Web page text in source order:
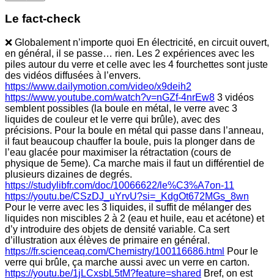
Le fact-check
❌ Globalement n’importe quoi En électricité, en circuit ouvert,
en général, il se passe… rien. Les 2 expériences avec les
piles autour du verre et celle avec les 4 fourchettes sont juste
des vidéos diffusées à l’envers.
https://www.dailymotion.com/video/x9deih2
https://www.youtube.com/watch?v=nGZf-4nrEw8 3 vidéos
semblent possibles (la boule en métal, le verre avec 3
liquides de couleur et le verre qui brûle), avec des
précisions. Pour la boule en métal qui passe dans l’anneau,
il faut beaucoup chauffer la boule, puis la plonger dans de
l’eau glacée pour maximiser la rétractation (cours de
physique de 5eme). Ca marche mais il faut un différentiel de
plusieurs dizaines de degrés.
https://studylibfr.com/doc/10066622/le%C3%A7on-11
https://youtu.be/CSzDJ_uYrvU?si=_KdgOt672MGs_8wn
Pour le verre avec les 3 liquides, il suffit de mélanger des
liquides non miscibles 2 à 2 (eau et huile, eau et acétone) et
d’y introduire des objets de densité variable. Ca sert
d’illustration aux élèves de primaire en général.
https://fr.scienceaq.com/Chemistry/100116686.html Pour le
verre qui brûle, ça marche aussi avec un verre en carton.
https://youtu.be/1jLCxsbL5tM?feature=shared Bref, on est